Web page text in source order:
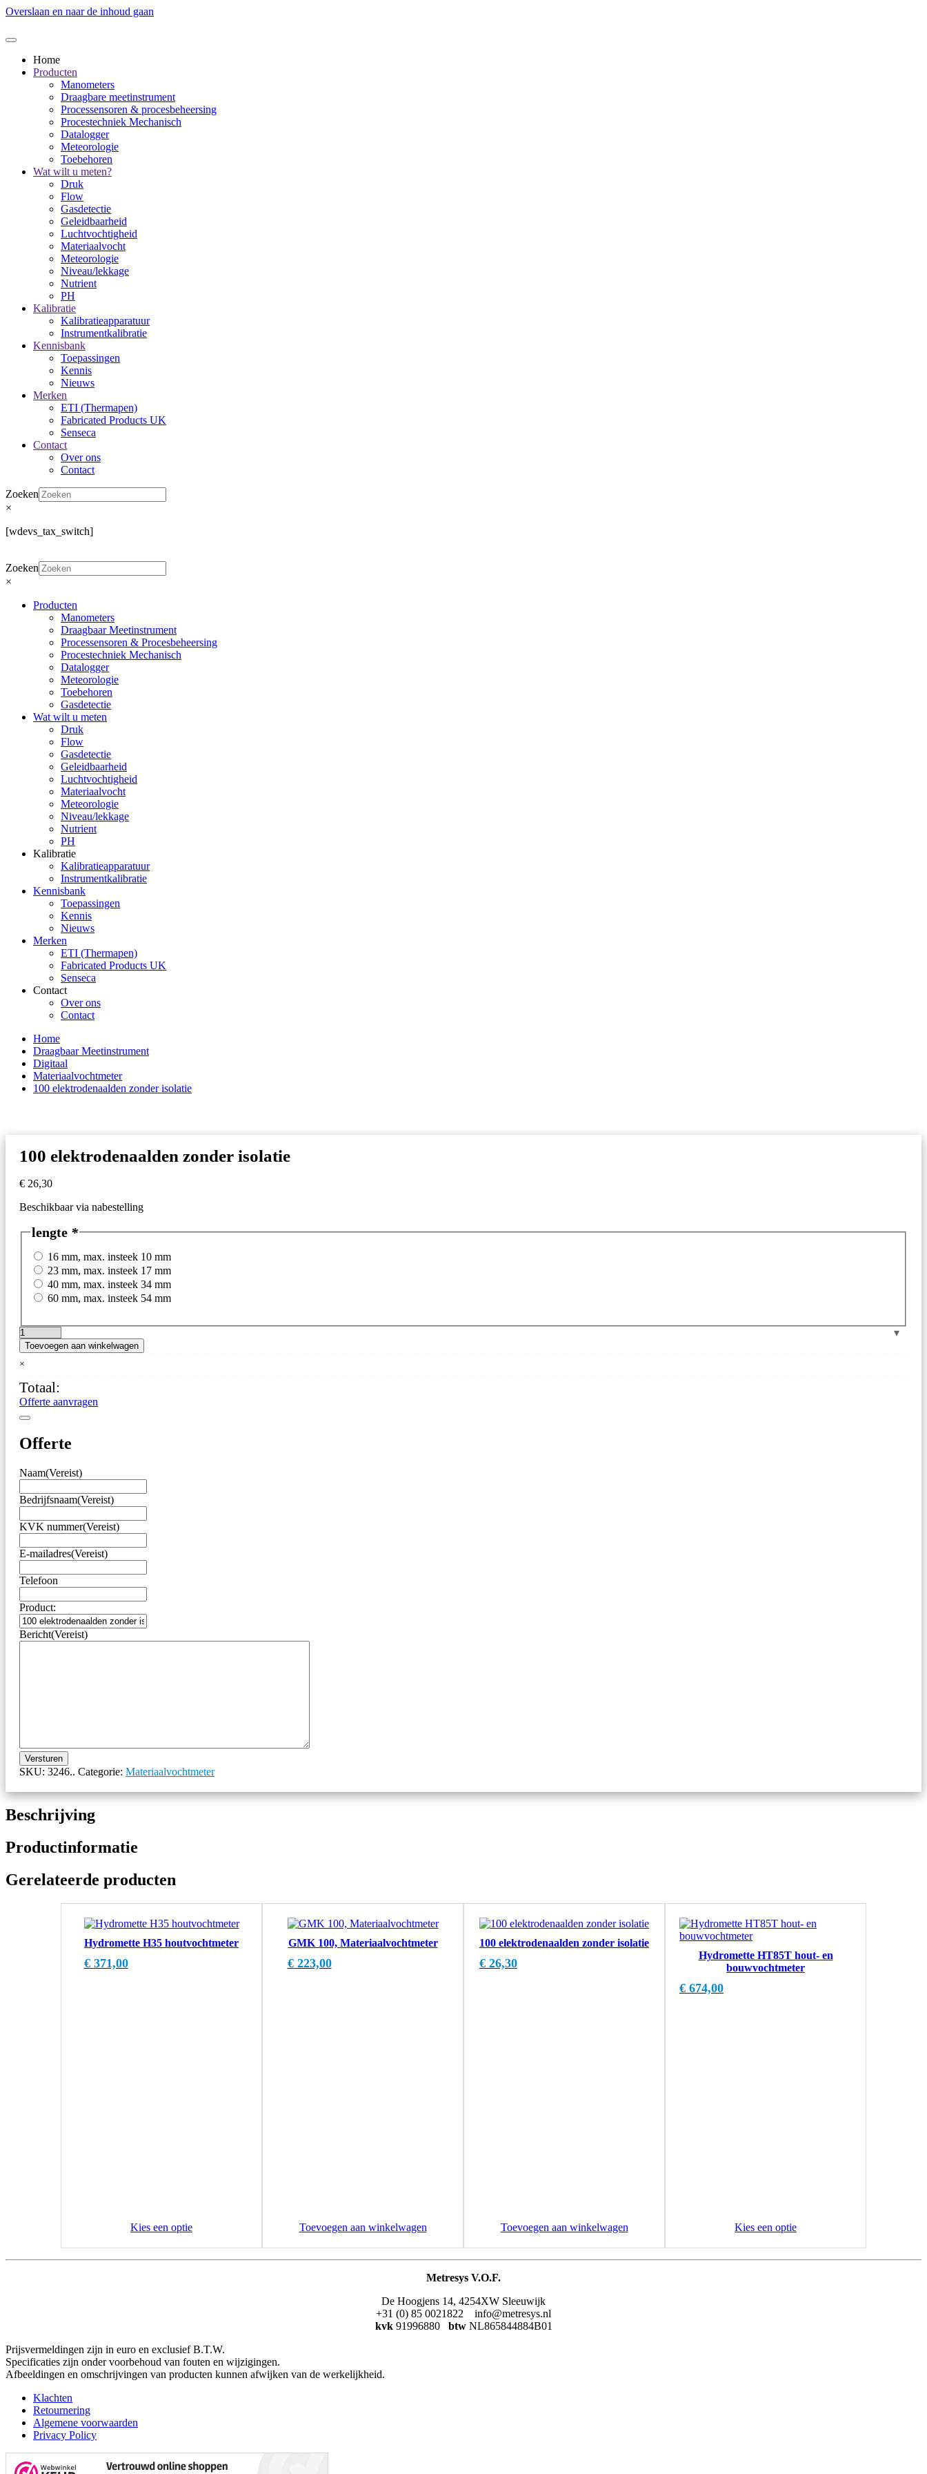
Overslaan en naar de inhoud gaan
Home
Producten
Manometers
Draagbare meetinstrument
Processensoren & procesbeheersing
Procestechniek Mechanisch
Datalogger
Meteorologie
Toebehoren
Wat wilt u meten?
Druk
Flow
Gasdetectie
Geleidbaarheid
Luchtvochtigheid
Materiaalvocht
Meteorologie
Niveau/lekkage
Nutrient
PH
Kalibratie
Kalibratieapparatuur
Instrumentkalibratie
Kennisbank
Toepassingen
Kennis
Nieuws
Merken
ETI (Thermapen)
Fabricated Products UK
Senseca
Contact
Over ons
Contact
Zoeken
×
[wdevs_tax_switch]
Zoeken
×
Producten
Manometers
Draagbaar Meetinstrument
Processensoren & Procesbeheersing
Procestechniek Mechanisch
Datalogger
Meteorologie
Toebehoren
Gasdetectie
Wat wilt u meten
Druk
Flow
Gasdetectie
Geleidbaarheid
Luchtvochtigheid
Materiaalvocht
Meteorologie
Niveau/lekkage
Nutrient
PH
Kalibratie
Kalibratieapparatuur
Instrumentkalibratie
Kennisbank
Toepassingen
Kennis
Nieuws
Merken
ETI (Thermapen)
Fabricated Products UK
Senseca
Contact
Over ons
Contact
Home
Draagbaar Meetinstrument
Digitaal
Materiaalvochtmeter
100 elektrodenaalden zonder isolatie
100 elektrodenaalden zonder isolatie
€ 26,30
Beschikbaar via nabestelling
lengte *
16 mm, max. insteek 10 mm
23 mm, max. insteek 17 mm
40 mm, max. insteek 34 mm
60 mm, max. insteek 54 mm
100
elektrodenaalden
zonder
aantal
Toevoegen aan winkelwagen
×
Totaal:
Offerte aanvragen
Offerte
Naam(Vereist)
Bedrijfsnaam(Vereist)
KVK nummer(Vereist)
E-mailadres(Vereist)
Telefoon
Product:
Bericht(Vereist)
Versturen
SKU: 3246.. Categorie: Materiaalvochtmeter
Beschrijving
Productinformatie
Gerelateerde producten
Hydromette H35 houtvochtmeter
€371,00
Kies een optie
GMK 100, Materiaalvochtmeter
€223,00
Toevoegen aan winkelwagen
100 elektrodenaalden zonder isolatie
€ 26,30
Toevoegen aan winkelwagen
Hydromette HT85T hout- en
bouwvochtmeter
€ 674,00
Kies een optie
Metresys V.O.F.
De Hoogjens 14, 4254XW Sleeuwijk
+31 (0) 85 0021822 info@metresys.nl
kvk 91996880 btw NL865844884B01
Prijsvermeldingen zijn in euro en exclusief B.T.W.
Specificaties zijn onder voorbehoud van fouten en wijzigingen.
Afbeeldingen en omschrijvingen van producten kunnen afwijken van de werkelijkheid.
Klachten
Retournering
Algemene voorwaarden
Privacy Policy